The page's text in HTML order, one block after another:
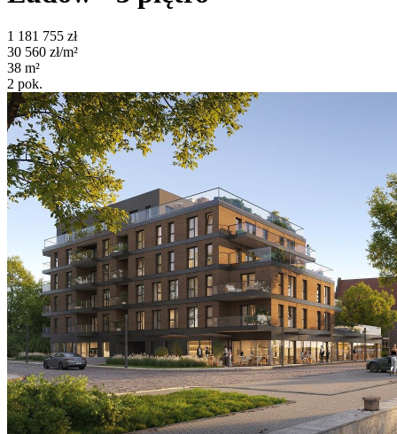
1 181 755 zł
30 560 zł/m²
38 m²
2 pok.